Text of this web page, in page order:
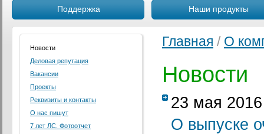
Поддержка Наши продукты
Новости
Деловая репутация
Вакансии
Проекты
Реквизиты и контакты
О нас пишут
7 лет ЛС. Фотоотчет
Главная / О
Новости
23 мая 2016
О выпуске